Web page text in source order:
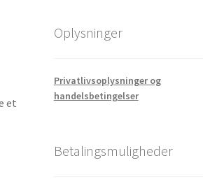
et
Oplysninger
Privatlivsoplysninger og
handelsbetingelser
Betalingsmuligheder